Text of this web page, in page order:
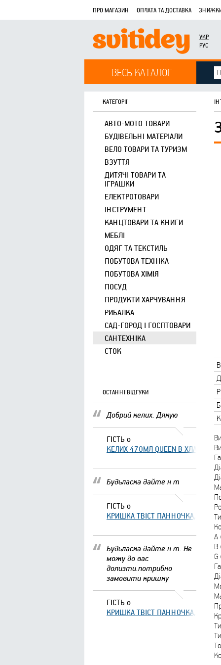
ПРО МАГАЗИН ОПЛАТА ТА ДОСТАВКА
УКР
РУС
ВЕСЬ КАТАЛОГ
КАТЕГОРІЇ
АВТО-МОТО ТОВАРИ
БУДІВЕЛЬНІ МАТЕРІАЛИ
ВЕЛО ТОВАРИ ТА ТУРИЗМ
ВЗУТТЯ
ДИТЯЧІ ТОВАРИ ТА
ІГРАШКИ
ЕЛЕКТРОТОВАРИ
ІНСТРУМЕНТ
КАНЦТОВАРИ ТА КНИГИ
МЕБЛІ
ОДЯГ ТА ТЕКСТИЛЬ
ПОБУТОВА ТЕХНІКА
ПОБУТОВА ХІМІЯ
ПОСУД
ПРОДУКТИ ХАРЧУВАННЯ
РИБАЛКА
САД-ГОРОД І ГОСПТОВАРИ
САНТЕХНІКА
СТОК
ОСТАННІ ВІДГУКИ
Добрий келих. Дякую
ГІСТЬ о
КЕЛИХ 470МЛ QUEEN В ХЛАМІНГО
Будьласка дайте н т
ГІСТЬ о
КРИШКА ТВІСТ ПАННОЧКА, ЩО
Будьласка дайте н т. Не
можу до вас
долизти.потрибно
замовити кришку
ГІСТЬ о
КРИШКА ТВІСТ ПАННОЧКА, ЩО
A
B